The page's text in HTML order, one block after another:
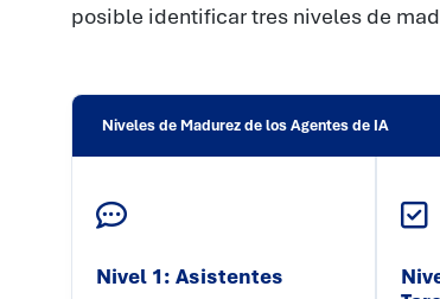
posible identificar tres niveles de
Niveles de Madurez de los Agentes de IA
Nivel 1: Asistentes